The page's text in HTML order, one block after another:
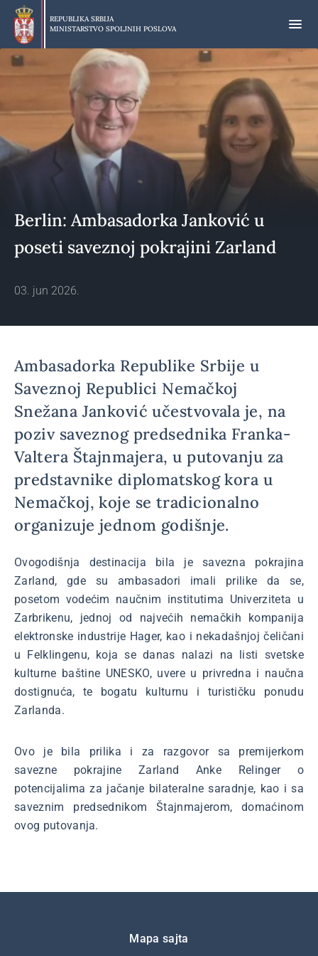
Preskoči
glavni
deo
sadržaja
REPUBLIKA SRBIJA
MINISTARSTVO SPOLJNIH POSLOVA
Berlin: Ambasadorka Janković u
poseti saveznoj pokrajini Zarland
03. jun 2026.
Ambasadorka Republike Srbije u
Saveznoj Republici Nemačkoj
Snežana Janković učestvovala je, na
poziv saveznog predsednika Franka-
Valtera Štajnmajera, u putovanju za
predstavnike diplomatskog kora u
Nemačkoj, koje se tradicionalno
organizuje jednom godišnje.
Ovogodišnja destinacija bila je savezna pokrajina
Zarland, gde su ambasadori imali prilike da se,
posetom vodećim naučnim institutima Univerziteta u
Zarbrikenu, jednoj od najvećih nemačkih kompanija
elektronske industrije Hager, kao i nekadašnjoj čeličani
u Felklingenu, koja se danas nalazi na listi svetske
kulturne baštine UNESKO, uvere u privredna i naučna
dostignuća, te bogatu kulturnu i turističku ponudu
Zarlanda.
Ovo je bila prilika i za razgovor sa premijerkom
savezne pokrajine Zarland Anke Relinger o
potencijalima za jačanje bilateralne saradnje, kao i sa
saveznim predsednikom Štajnmajerom, domaćinom
ovog putovanja.
Mapa sajta